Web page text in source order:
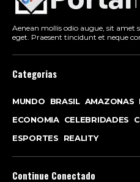
Aenean mollis odio augue, sit
eget. Praesent tincidunt et neque
Categorias
MUNDO BRASIL AMAZONAS
ECONOMIA CELEBRIDADES
ESPORTES
REALITY
Continue Conectado